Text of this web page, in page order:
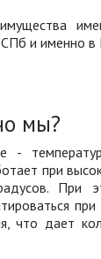
и именно в
мы?
-
при
При
что дает